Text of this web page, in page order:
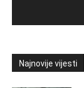
Najnovije vijesti